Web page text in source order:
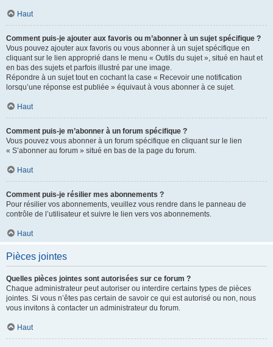
Haut
Comment puis-je ajouter aux favoris ou m’abonner à un sujet spécifique ?
Vous pouvez ajouter aux favoris ou vous abonner à un sujet spécifique en
cliquant sur le lien approprié dans le menu « Outils du sujet », situé en haut et
en bas des sujets et parfois illustré par une image.
Répondre à un sujet tout en cochant la case « Recevoir une notification
lorsqu’une réponse est publiée » équivaut à vous abonner à ce sujet.
Haut
Comment puis-je m’abonner à un forum spécifique ?
Vous pouvez vous abonner à un forum spécifique en cliquant sur le lien
« S’abonner au forum » situé en bas de la page du forum.
Haut
Comment puis-je résilier mes abonnements ?
Pour résilier vos abonnements, veuillez vous rendre dans le panneau de
contrôle de l’utilisateur et suivre le lien vers vos abonnements.
Haut
Pièces jointes
Quelles pièces jointes sont autorisées sur ce forum ?
Chaque administrateur peut autoriser ou interdire certains types de pièces
jointes. Si vous n’êtes pas certain de savoir ce qui est autorisé ou non, nous
vous invitons à contacter un administrateur du forum.
Haut